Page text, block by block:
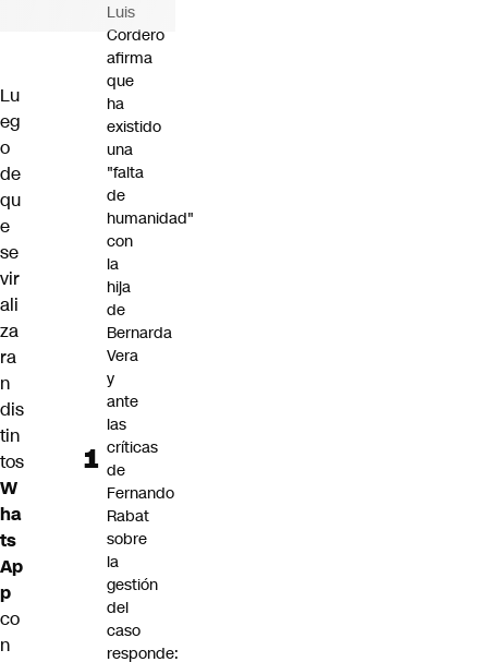
Lu
eg
o
de
qu
e
se
vir
ali
za
ra
n
dis
tin
tos
W
ha
ts
Ap
p
co
n
Luis
Cordero
afirma
que
ha
existido
una
"falta
de
humanidad"
con
la
hija
de
Bernarda
Vera
y
ante
las
críticas
de
Fernando
Rabat
sobre
la
gestión
del
caso
responde: